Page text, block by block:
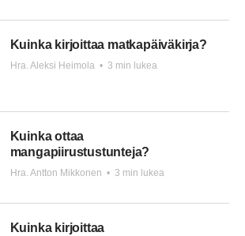
Kuinka kirjoittaa matkapäiväkirja?
Hra. Aleksi Heimola • 3 min lukea
Kuinka ottaa
mangapiirustustunteja?
Hra. Antton Mikkonen • 3 min lukea
Kuinka kirjoittaa